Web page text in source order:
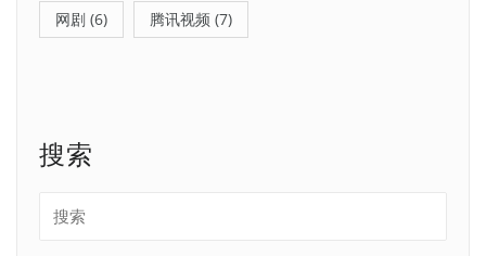
网剧 (6) 腾讯视频 (7)
搜索